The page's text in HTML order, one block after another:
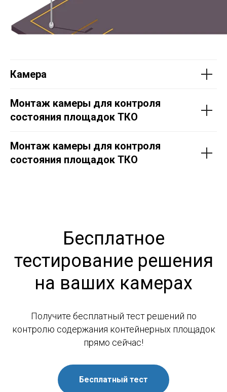
Камера
Монтаж камеры для контроля
состояния площадок ТКО
Монтаж камеры для контроля
состояния площадок ТКО
Бесплатное
тестирование решения
на ваших камерах
Получите бесплатный тест решений по
контролю содержания контейнерных площадок
прямо сейчас!
Бесплатный тест